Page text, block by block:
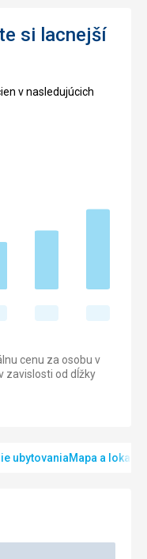
si lacnejší
v nasledujúcich
cenu za osobu v
zavislosti od dĺžky
ubytovaniaMapa a lokalita